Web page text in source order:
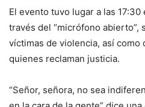
El evento tuvo lugar a las
través del “micrófono abierto”,
víctimas de violencia, así como
quienes reclaman justicia.
“Señor, señora, no sea